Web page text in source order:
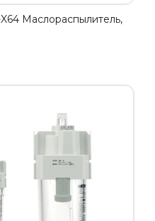
Маслораспылитель,